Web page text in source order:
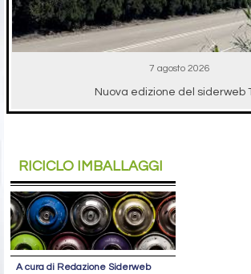
7 agosto 2026
Nuova edizione del siderweb
RICICLO IMBALLAGGI
A cura di Redazione Siderweb